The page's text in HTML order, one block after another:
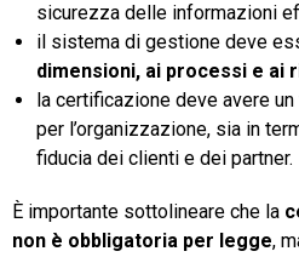
sicurezza delle informazioni
il sistema di gestione deve
dimensioni, ai processi e ai
la certificazione deve avere un
per l’organizzazione, sia in
fiducia dei clienti e dei partner.
È importante sottolineare che la
non è obbligatoria per legge,